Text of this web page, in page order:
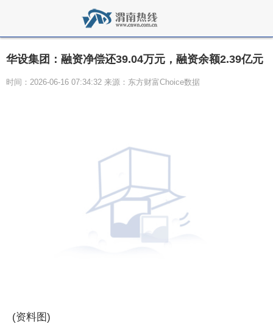
华设集团：融资净偿还39.04万元，融资余额2.39亿元
时间：2026-06-16 07:34:32 来源：东方财富Choice数据
(资料图)